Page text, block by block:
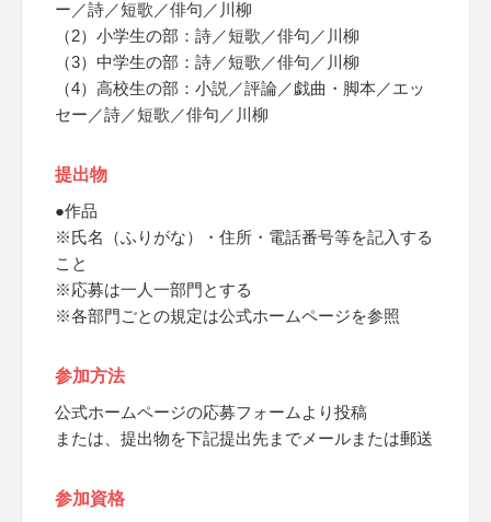
ー／詩／短歌／俳句／川柳
（2）小学生の部：詩／短歌／俳句／川柳
（3）中学生の部：詩／短歌／俳句／川柳
（4）高校生の部：小説／評論／戯曲・脚本／エッ
セー／詩／短歌／俳句／川柳
提出物
●作品
※氏名（ふりがな）・住所・電話番号等を記入する
こと
※応募は一人一部門とする
※各部門ごとの規定は公式ホームページを参照
参加方法
公式ホームページの応募フォームより投稿
または、提出物を下記提出先までメールまたは郵送
参加資格